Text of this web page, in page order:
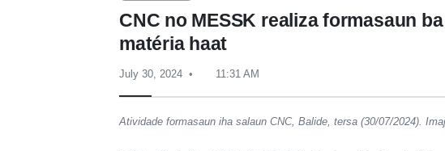
CNC no MESSK realiza formasaun
matéria haat
July 30, 2024 11:31 AM
Atividade formasaun iha salaun CNC, Balide, tersa (30/07/2024).